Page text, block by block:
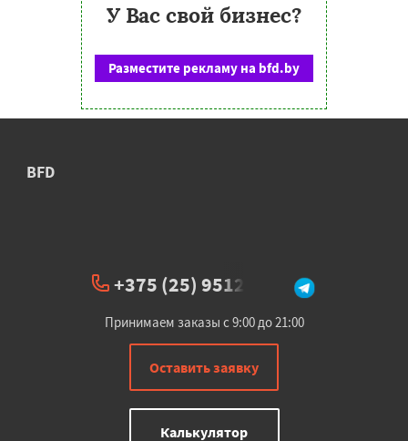
У Вас свой бизнес?
Разместите рекламу на bfd.by
BFD
+375 (25) 951234
Принимаем заказы с 9:00 до 21:00
Оставить заявку
Калькулятор